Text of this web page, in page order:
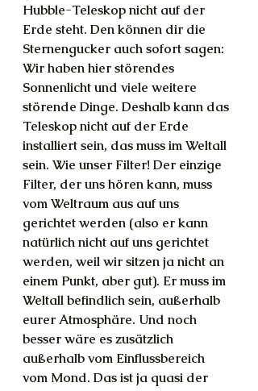
Hubble-Teleskop nicht auf der
Erde steht. Den können dir die
Sternengucker auch sofort sagen:
Wir haben hier störendes
Sonnenlicht und viele weitere
störende Dinge. Deshalb kann das
Teleskop nicht auf der Erde
installiert sein, das muss im Weltall
sein. Wie unser Filter! Der einzige
Filter, der uns hören kann, muss
vom Weltraum aus auf uns
gerichtet werden (also er kann
natürlich nicht auf uns gerichtet
werden, weil wir sitzen ja nicht an
einem Punkt, aber gut). Er muss im
Weltall befindlich sein, außerhalb
eurer Atmosphäre. Und noch
besser wäre es zusätzlich
außerhalb vom Einflussbereich
vom Mond. Das ist ja quasi der